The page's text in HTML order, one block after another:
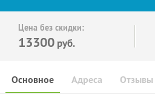
Цена без скидки:
13300 руб.
Основное Отзывы
Адреса